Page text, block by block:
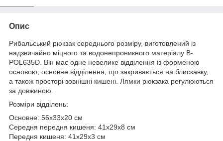
Опис
Рибальський рюкзак середнього розміру, виготовлений із
надзвичайно міцного та водонепроникного матеріалу B-
POL635D. Він має одне невелике відділення із форменою
основою, основне відділення, що закривається на блискавку,
а також просторі зовнішні кишені. Лямки рюкзака регулюються
за довжиною.
Розміри відділень:
Основне: 56x33x20 см
Середня передня кишеня: 41x29x8 см
Передня кишеня: 41x29x3 см